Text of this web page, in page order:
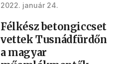
2022. január 24.
Félkész betongiccset
vettek Tusnádfürdőn
a magyar